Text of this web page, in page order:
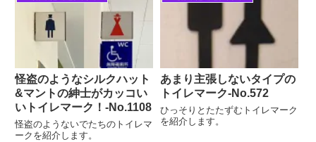
怪盗のようなシルクハット
&マントの紳士がカッコい
いトイレマーク！-No.1108
怪盗のようないでたちのトイレマ
ークを紹介します。
あまり主張しないタイプの
トイレマーク‐No.572
ひっそりとたたずむトイレマーク
を紹介します。